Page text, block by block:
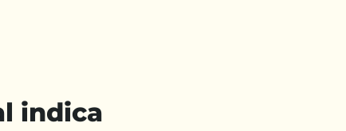
indica